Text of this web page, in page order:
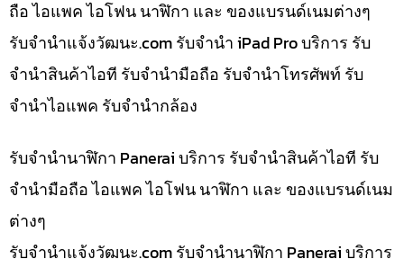
ถือ ไอแพค ไอโฟน นาฬิกา และ ของแบรนด์เนมต่างๆ
รับจํานําแจ้งวัฒนะ.com รับจำนำ iPad Pro บริการ รับ
จำนำสินค้าไอที รับจำนำมือถือ รับจำนำโทรศัพท์ รับ
จำนำไอแพค รับจำนำกล้อง
รับจำนำนาฬิกา Panerai บริการ รับจำนำสินค้าไอที รับ
จำนำมือถือ ไอแพค ไอโฟน นาฬิกา และ ของแบรนด์เนม
ต่างๆ
รับจํานําแจ้งวัฒนะ.com รับจำนำนาฬิกา Panerai บริการ